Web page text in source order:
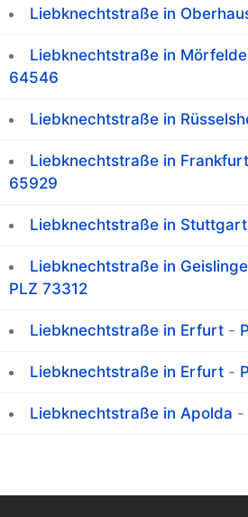
Liebknechtstraße in
Liebknechtstraße in
64546
Liebknechtstraße in
Liebknechtstraße in
65929
Liebknechtstraße in Stuttgart
Liebknechtstraße in
PLZ 73312
Liebknechtstraße in Erfurt -
Liebknechtstraße in Erfurt -
Liebknechtstraße in Apolda -